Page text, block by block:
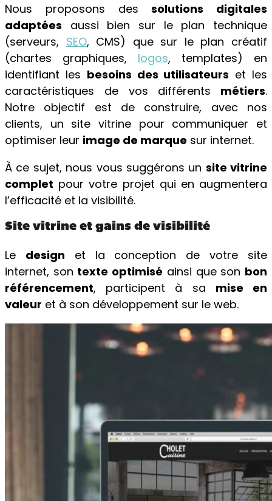
Nous proposons dessolutions digitales
adaptées aussi bien sur le plan technique
(serveurs, SEO, CMS) que sur le plan créatif
(chartes graphiques, logos, templates) en
identifiant les besoins des utilisateurs et les
caractéristiques de vos différents métiers.
Notre objectif est de construire, avec nos
clients, un site vitrine pour communiquer et
optimiser leur image de marque sur internet.
À ce sujet, nous vous suggérons un site vitrine
complet pour votre projet qui en augmentera
l’efficacité et la visibilité.
Site vitrine et gains de visibilité
Le design et la conception de votre site
internet, son texte optimisé ainsi que son bon
référencement, participent à sa mise en
valeur et à son développement sur le web.